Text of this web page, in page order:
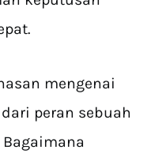
mengenai
peran sebuah